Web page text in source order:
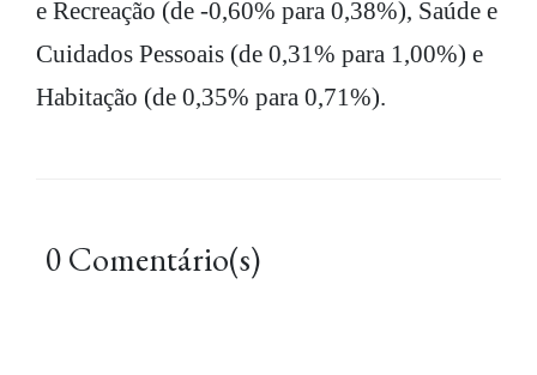
e Recreação (de -0,60% para 0,38%), Saúde e
Cuidados Pessoais (de 0,31% para 1,00%) e
Habitação (de 0,35% para 0,71%).
0 Comentário(s)